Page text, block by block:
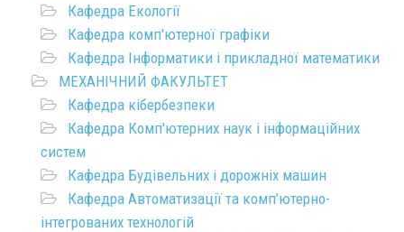
Кафедра Екології
Кафедра комп'ютерної графіки
Кафедра Інформатики і прикладної математики
МЕХАНІЧНИЙ ФАКУЛЬТЕТ
Кафедра кібербезпеки
Кафедра Комп'ютерних наук і інформаційних
систем
Кафедра Будівельних і дорожніх машин
Кафедра Автоматизації та комп’ютерно-
інтегрованих технологій